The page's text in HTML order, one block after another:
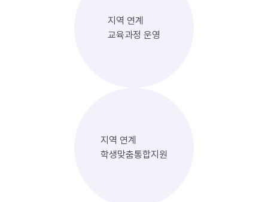
지역 연계
교육과정 운영
지역 연계
학생맞춤통합지원